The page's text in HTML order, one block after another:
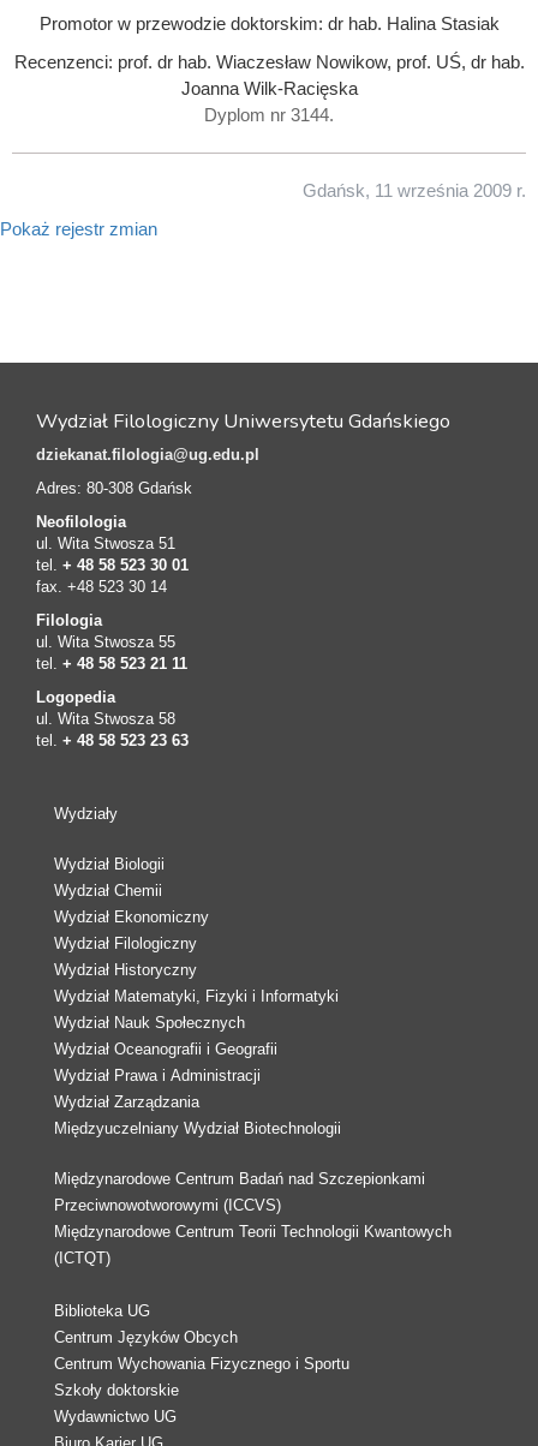
Promotor w przewodzie doktorskim: dr hab. Halina Stasiak
Recenzenci: prof. dr hab. Wiaczesław Nowikow, prof. UŚ, dr hab.
Joanna Wilk-Racięska
Dyplom nr 3144.
Gdańsk, 11 września 2009 r.
Pokaż rejestr zmian
Wydział Filologiczny Uniwersytetu Gdańskiego
dziekanat.filologia@ug.edu.pl
Adres: 80-308 Gdańsk
Neofilologia
ul. Wita Stwosza 51
tel. + 48 58 523 30 01
fax. +48 523 30 14
Filologia
ul. Wita Stwosza 55
tel. + 48 58 523 21 11
Logopedia
ul. Wita Stwosza 58
tel. + 48 58 523 23 63
Wydziały
Wydział Biologii
Wydział Chemii
Wydział Ekonomiczny
Wydział Filologiczny
Wydział Historyczny
Wydział Matematyki, Fizyki i Informatyki
Wydział Nauk Społecznych
Wydział Oceanografii i Geografii
Wydział Prawa i Administracji
Wydział Zarządzania
Międzyuczelniany Wydział Biotechnologii
Międzynarodowe Centrum Badań nad Szczepionkami
Przeciwnowotworowymi (ICCVS)
Międzynarodowe Centrum Teorii Technologii Kwantowych
(ICTQT)
Biblioteka UG
Centrum Języków Obcych
Centrum Wychowania Fizycznego i Sportu
Szkoły doktorskie
Wydawnictwo UG